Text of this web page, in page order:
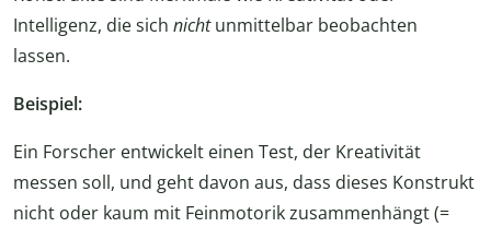
Intelligenz, die sich nichtunmittelbar beobachten
lassen.
Beispiel:
Ein Forscher entwickelt einen Test, der Kreativität
messen soll, und geht davon aus, dass dieses Konstrukt
nicht oder kaum mit Feinmotorik zusammenhängt (=